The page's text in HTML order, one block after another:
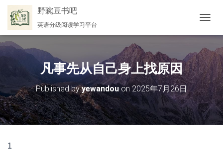
野豌豆书吧
英语分级阅读学习平台
换
航
凡事先从自己身上找原因
Published byyewandou on 2025年7月26日
1